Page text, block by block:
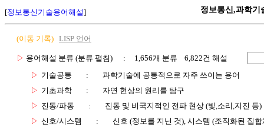
[정보통신기술용어해설] 정보통신,과학기
(이동 기록) LISP 언어
▷ 용어해설 분류 (분류 펼침)
: 1,656개 분류 6,822건 해설
▷ 기술공통 :
과학기술에 공통적으로 자주 쓰이는 용어
▷ 기초과학 :
자연 현상의 원리를 탐구
▷ 진동/파동 :
진동 및 비국지적인 전파 현상 (빛,소리,지진 등)
▷ 신호/시스템 :
신호 (정보를 지닌 것), 시스템 (조직화된 집합